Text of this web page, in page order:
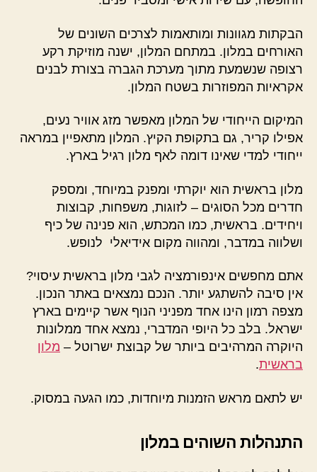
הבקתות מגוונות ומותאמות לצרכים השונים של
האורחים במלון. במתחם המלון, ישנה מוזיקת רקע
רצופה שנשמעת מתוך מערכת הגברה בצורת לבנים
אקראיות המפוזרות בשטח המלון.
המיקום הייחודי של המלון מאפשר מזג אוויר נעים,
אפילו קריר, גם בתקופת הקיץ. המלון מתאפיין במראה
ייחודי למדי שאינו דומה לאף מלון רגיל בארץ.
מלון בראשית הוא יוקרתי ומפנק במיוחד, ומספק
חדרים מכל הסוגים – לזוגות, משפחות, קבוצות
ויחידים. בראשית, כמו המכתש, הוא פנינה של כיף
ושלווה במדבר, ומהווה מקום אידיאלי לנופש.
אתם מחפשים אינפורמציה לגבי מלון בראשית עיסוי?
אין סיבה להשתגע יותר. הנכם נמצאים באתר הנכון.
מצפה רמון הינו אחד מפניני הנוף אשר קיימים בארץ
ישראל. בלב כל היופי המדברי, נמצא אחד ממלונות
היוקרה המרהיבים ביותר של קבוצת ישרוטל – מלון
בראשית.
יש לתאם מראש הזמנות מיוחדות, כמו הגעה במסוק.
התנהלות השוהים במלון